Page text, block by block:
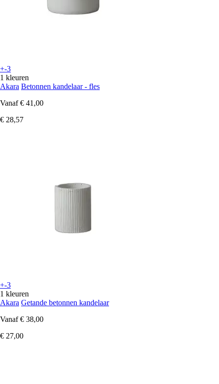
+-3
1 kleuren
Akara Betonnen kandelaar - fles
Vanaf € 41,00
€ 28,57
+-3
1 kleuren
Akara Getande betonnen kandelaar
Vanaf € 38,00
€ 27,00